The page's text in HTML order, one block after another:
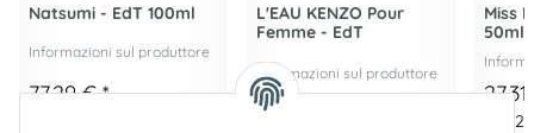
Natsumi - EdT 100ml
Informazioni sul produttore
77,29 €*
L'EAU KENZO Pour
Femme - EdT
Informazioni sul produttore
57,12 € -
Miss
50ml